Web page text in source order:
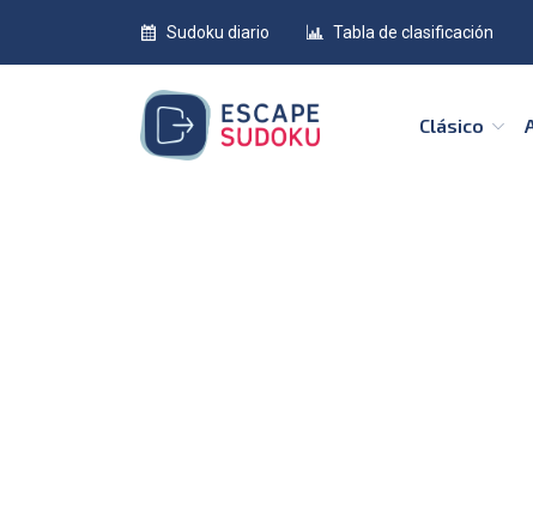
Sudoku diario Tabla de clasificación
Clásico